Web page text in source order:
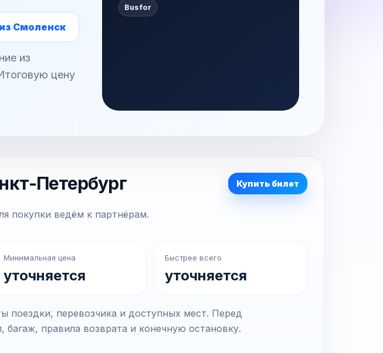
Смоленск
из
цену
Busfor
Петербург
покупки ведём к партнёрам.
Купить билет
Минимальная цена
уточняется
Быстрее всего
уточняется
поездки, перевозчика и доступных мест. Перед
багаж, правила возврата и конечную остановку.